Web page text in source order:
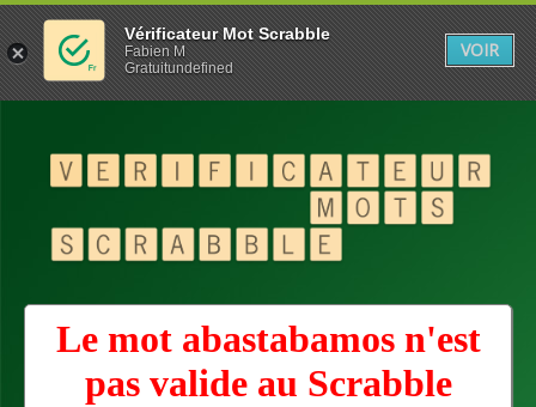
Le mot abastabamos n'est
pas valide au Scrabble
Vérificateur Mot Scrabble
Fabien M
Gratuitundefined
VOIR